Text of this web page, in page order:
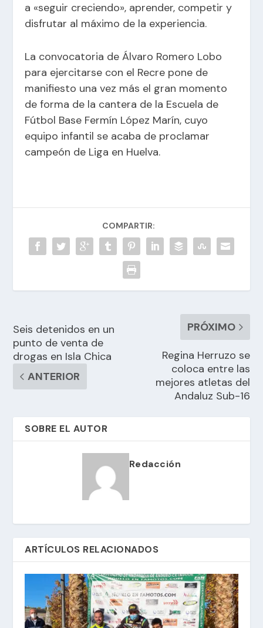
a «seguir creciendo», aprender, competir y
disfrutar al máximo de la experiencia.
La convocatoria de Álvaro Romero Lobo
para ejercitarse con el Recre pone de
manifiesto una vez más el gran momento
de forma de la cantera de la Escuela de
Fútbol Base Fermín López Marín, cuyo
equipo infantil se acaba de proclamar
campeón de Liga en Huelva.
COMPARTIR:
Seis detenidos en un
punto de venta de
drogas en Isla Chica
ANTERIOR
PRÓXIMO
Regina Herruzo se
coloca entre las
mejores atletas del
Andaluz Sub-16
SOBRE EL AUTOR
Redacción
ARTÍCULOS RELACIONADOS